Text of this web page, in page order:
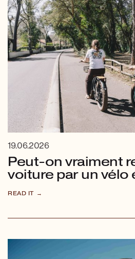
19.06.2026
Peut-on vraiment
voiture par un vélo
READ IT